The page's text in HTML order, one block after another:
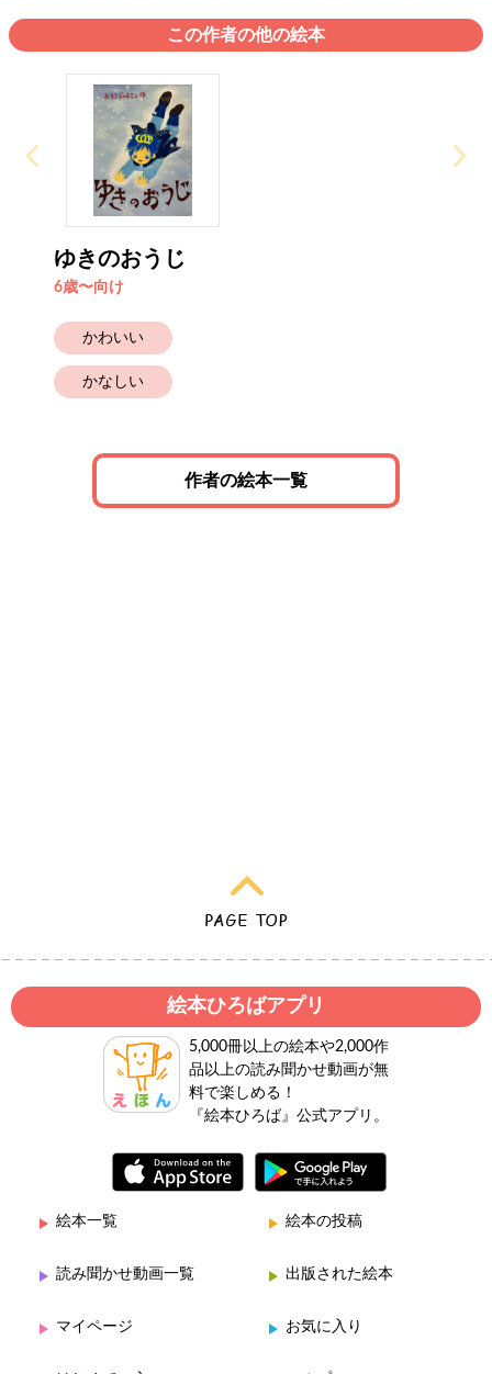
この作者の他の絵本
ゆきのおうじ
6歳〜向け
かわいい
かなしい
作者の絵本一覧
絵本ひろばアプリ
5,000冊以上の絵本や2,000作
品以上の読み聞かせ動画が無
料で楽しめる！
『絵本ひろば』公式アプリ。
絵本一覧 絵本の投稿
読み聞かせ動画一覧 出版された絵本
マイページ お気に入り